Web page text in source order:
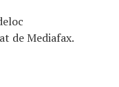
de Mediafax.